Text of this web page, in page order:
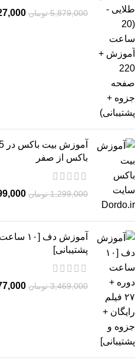
5,879,000 تومان
باکس از صفر
1,299,000 تومان
پشتیبانی]
3,469,000 تومان